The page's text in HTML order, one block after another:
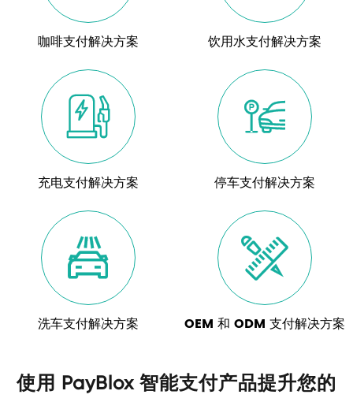
咖啡支付解决方案 饮用水支付解决方案

充电支付解决方案

停车支付解决方案

洗车支付解决方案

OEM 和 ODM 支付解决方案
使用 PayBlox 智能支付产品提升您的